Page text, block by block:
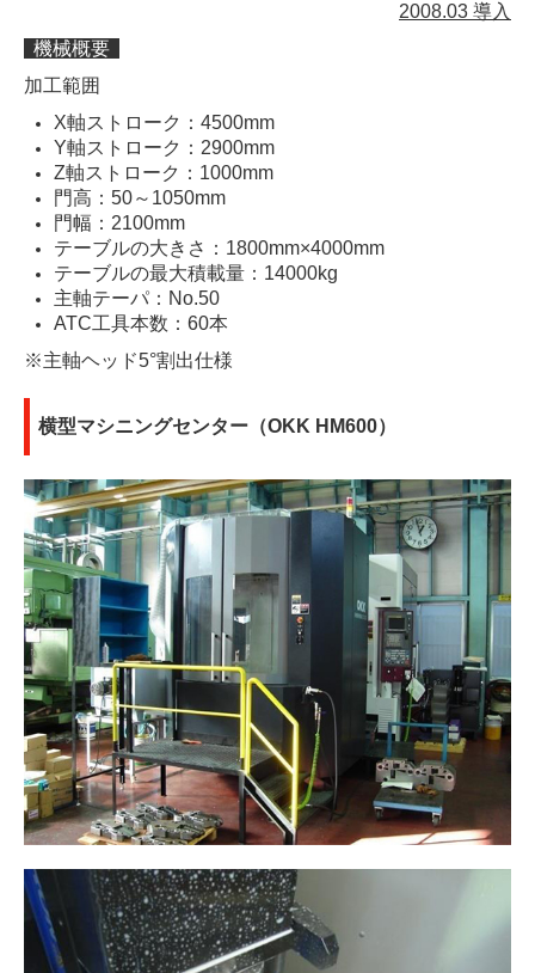
2008.03 導入
機械概要
加工範囲
X軸ストローク：4500mm
Y軸ストローク：2900mm
Z軸ストローク：1000mm
門高：50～1050mm
門幅：2100mm
テーブルの大きさ：1800mm×4000mm
テーブルの最大積載量：14000kg
主軸テーパ：No.50
ATC工具本数：60本
※主軸ヘッド5°割出仕様
横型マシニングセンター（OKK HM600）